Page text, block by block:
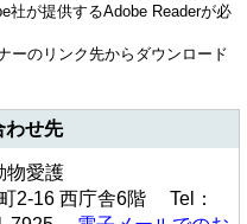
社が提供するAdobe Readerが必
ーのリンク先からダウンロード
わせ先
愛護
2-16 西庁舎6階 Tel：